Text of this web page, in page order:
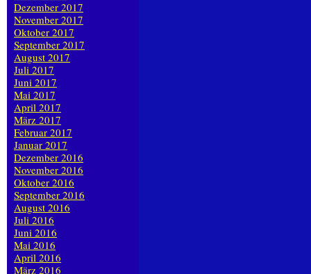
Dezember 2017
November 2017
Oktober 2017
September 2017
August 2017
Juli 2017
Juni 2017
Mai 2017
April 2017
März 2017
Februar 2017
Januar 2017
Dezember 2016
November 2016
Oktober 2016
September 2016
August 2016
Juli 2016
Juni 2016
Mai 2016
April 2016
März 2016